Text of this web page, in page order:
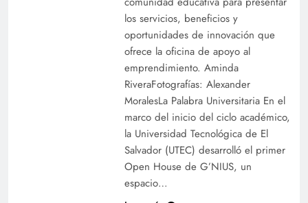
los servicios, beneficios y
oportunidades de innovación que
ofrece la oficina de apoyo al
emprendimiento. Aminda
RiveraFotografías: Alexander
MoralesLa Palabra Universitaria En el
marco del inicio del ciclo académico,
la Universidad Tecnológica de El
Salvador (UTEC) desarrolló el primer
Open House de G’NIUS, un
espacio…